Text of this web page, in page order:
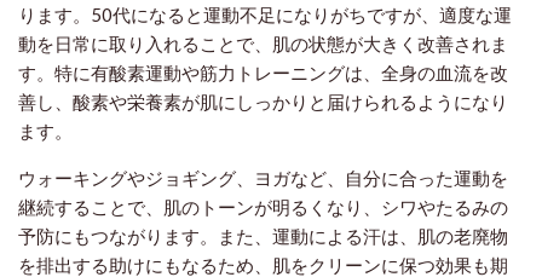
ります。50代になると運動不足になりがちですが、適度な運
動を日常に取り入れることで、肌の状態が大きく改善されま
す。特に有酸素運動や筋力トレーニングは、全身の血流を改
善し、酸素や栄養素が肌にしっかりと届けられるようになり
ます。
ウォーキングやジョギング、ヨガなど、自分に合った運動を
継続することで、肌のトーンが明るくなり、シワやたるみの
予防にもつながります。また、運動による汗は、肌の老廃物
を排出する助けにもなるため、肌をクリーンに保つ効果も期